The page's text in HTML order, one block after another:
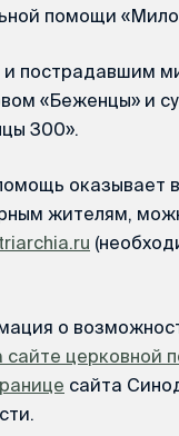
помощи
пострадавшим
«Беженцы» и
300».
оказывает
жителям,
о
сайте церковной
сайта